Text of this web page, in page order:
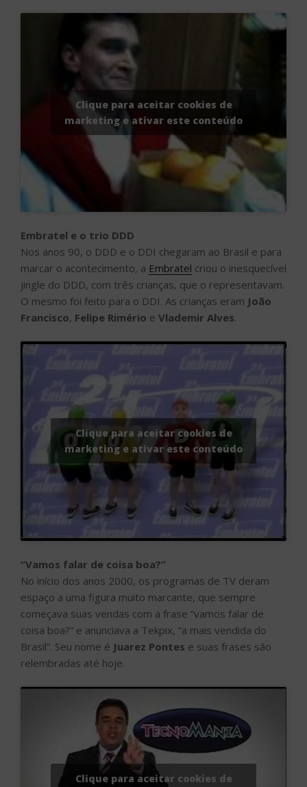
Clique para aceitar cookies de
marketing e ativar este conteúdo
Embratel e o trio DDD
Nos anos 90, o DDD e o DDI chegaram ao Brasil e para
marcar o acontecimento, a Embratel criou o inesquecível
jingle do DDD, com três crianças, que o representavam.
O mesmo foi feito para o DDI. As crianças eram João
Francisco, Felipe Rimério e Vlademir Alves.
Clique para aceitar cookies de
marketing e ativar este conteúdo
“Vamos falar de coisa boa?”
No início dos anos 2000, os programas de TV deram
espaço a uma figura muito marcante, que sempre
começava suas vendas com a frase “vamos falar de
coisa boa?” e anunciava a Tekpix, “a mais vendida do
Brasil”. Seu nome é Juarez Pontes e suas frases são
relembradas até hoje.
Clique para aceitar cookies de